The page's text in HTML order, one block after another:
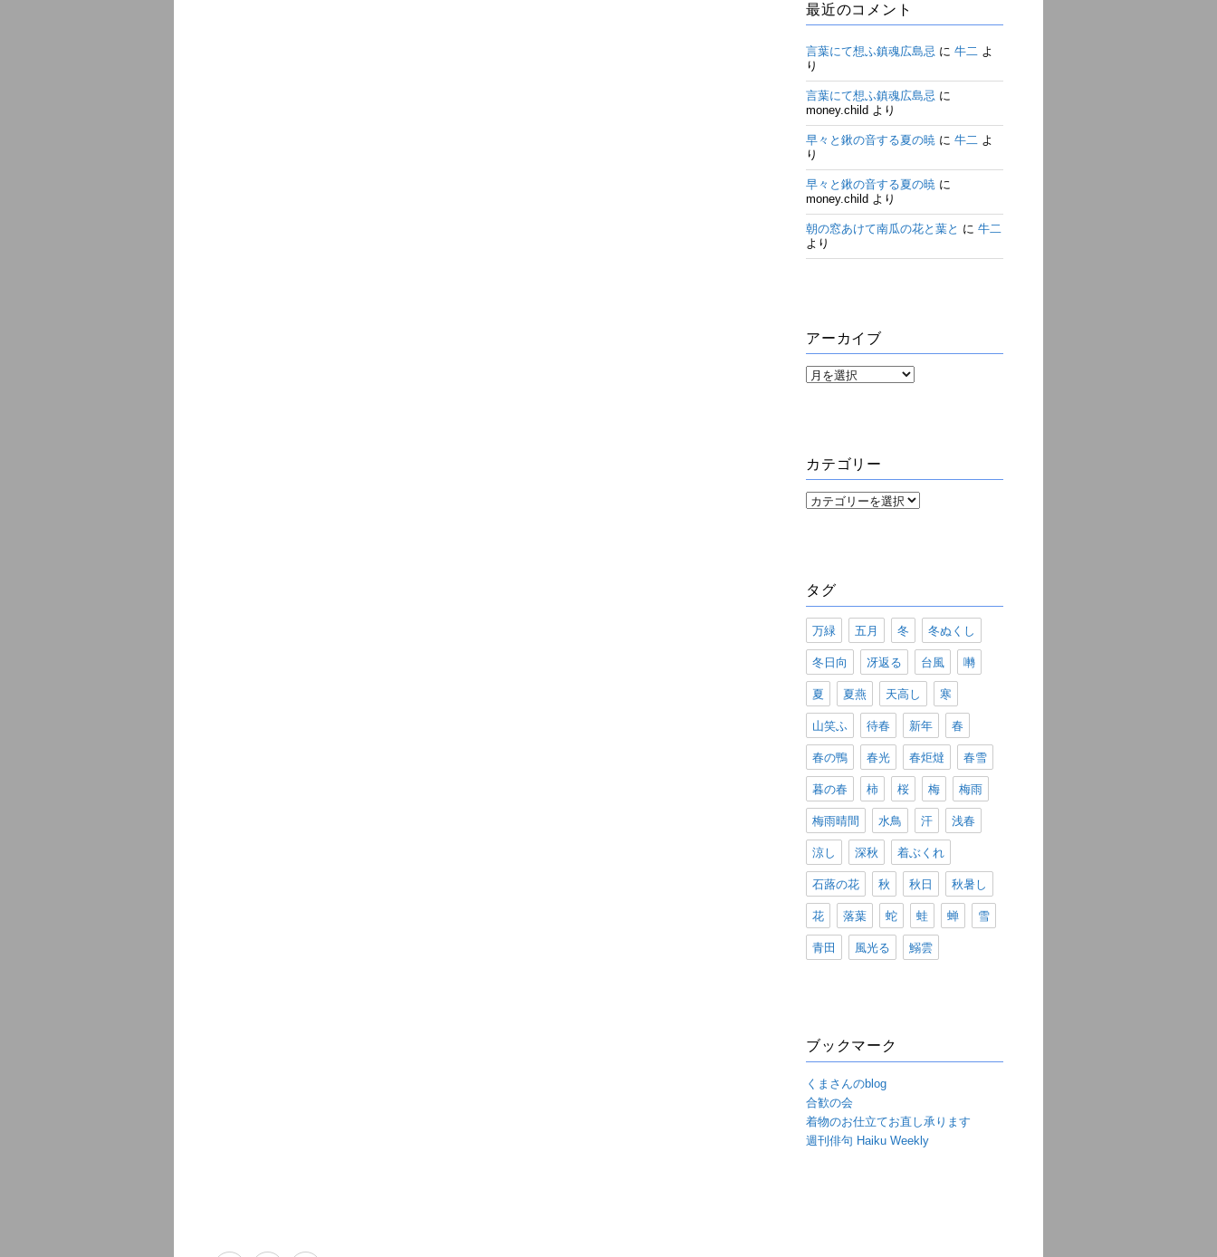
最近のコメント
言葉にて想ふ鎮魂広島忌 に牛二 よ
り
言葉にて想ふ鎮魂広島忌 に
money.child より
早々と鍬の音する夏の暁 に牛二 よ
り
早々と鍬の音する夏の暁 に
money.child より
朝の窓あけて南瓜の花と葉と に牛二
より
アーカイブ
ア
カテゴリー
カ
タグ
万緑 五月 冬 冬ぬくし
冬日向 冴返る 台風 囀
夏 夏燕 天高し 寒
山笑ふ 待春 新年 春
春の鴨 春光 春炬燵 春雪
暮の春 柿 桜 梅 梅雨
梅雨晴間 水鳥 汗 浅春
涼し 深秋 着ぶくれ
石蕗の花 秋 秋日 秋暑し
花 落葉 蛇 蛙 蝉 雪
青田 風光る 鰯雲
ブックマーク
くまさんのblog
合歓の会
着物のお仕立てお直し承ります
週刊俳句 Haiku Weekly